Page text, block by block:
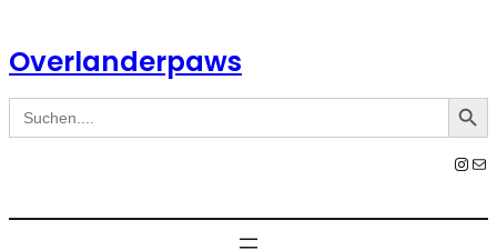
Inhalt
springen
Overlanderpaws
Search
for:
Search Button
Instagram